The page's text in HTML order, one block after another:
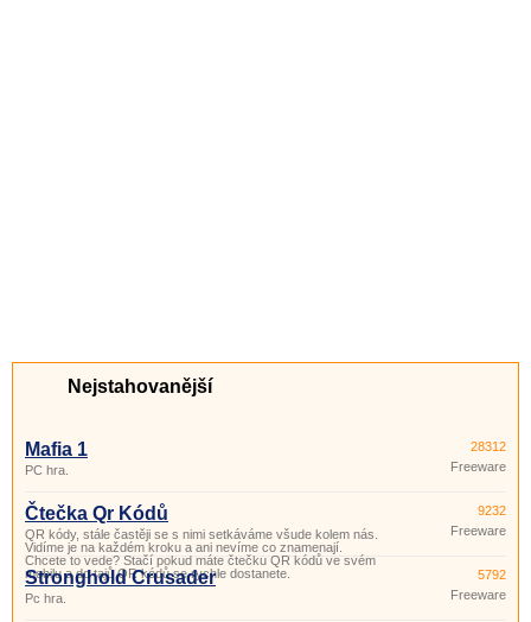
Nejstahovanější
Mafia 1
PC hra.
28312
Freeware
Čtečka Qr Kódů
QR kódy, stále častěji se s nimi setkáváme všude kolem nás.
Vidíme je na každém kroku a ani nevíme co znamenají.
Chcete to vede? Stačí pokud máte čtečku QR kódů ve svém
mobilu a do tajů QR kódů se rychle dostanete.
9232
Freeware
Stronghold Crusader
Pc hra.
5792
Freeware